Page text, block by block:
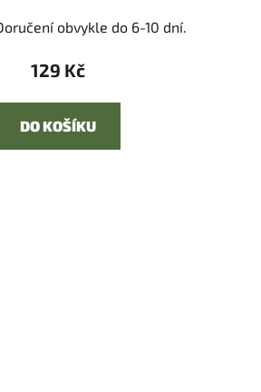
obvykle do 6-10 dní.
129 Kč
DO KOŠÍKU